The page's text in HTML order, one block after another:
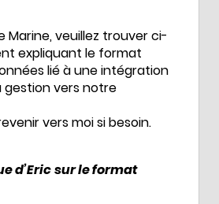
Marine, veuillez trouver ci-
expliquant le format
lié à une intégration
vers notre
vers moi si besoin.
d’Ericsur le format